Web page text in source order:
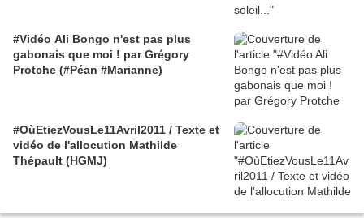
#Vidéo Ali Bongo n'est pas plus
gabonais que moi ! par Grégory
Protche (#Péan #Marianne)
#OùEtiezVousLe11Avril2011 / Texte et
vidéo de l'allocution Mathilde
Thépault (HGMJ)